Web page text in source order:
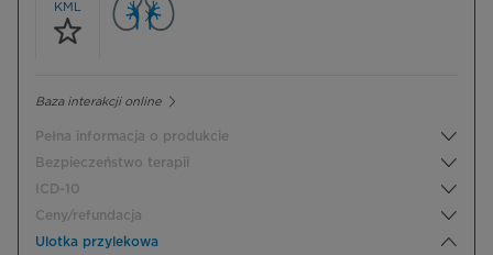
KML
Baza interakcji online
Pełna informacja o produkcie
Bezpieczeństwo terapii
ICD-10
Ceny/refundacja
Ulotka przylekowa